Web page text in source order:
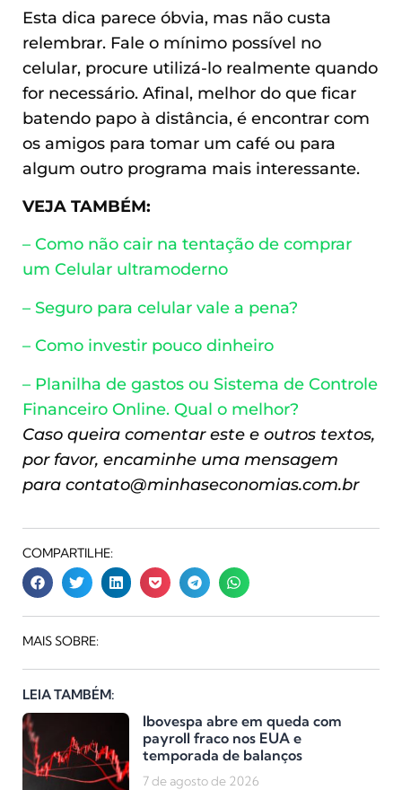
Esta dica parece óbvia, mas não custa
relembrar. Fale o mínimo possível no
celular, procure utilizá-lo realmente quando
for necessário. Afinal, melhor do que ficar
batendo papo à distância, é encontrar com
os amigos para tomar um café ou para
algum outro programa mais interessante.
VEJA TAMBÉM:
– Como não cair na tentação de comprar
um Celular ultramoderno
– Seguro para celular vale a pena?
– Como investir pouco dinheiro
– Planilha de gastos ou Sistema de Controle
Financeiro Online. Qual o melhor?
Caso queira comentar este e outros textos,
por favor, encaminhe uma mensagem
para contato@minhaseconomias.com.br
COMPARTILHE:
MAIS SOBRE:
LEIA TAMBÉM:
Ibovespa abre em queda com
payroll fraco nos EUA e
temporada de balanços
7 de agosto de 2026